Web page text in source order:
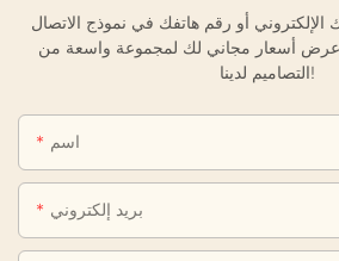
أو رقم هاتفك في نموذج الاتصال
أسعار مجاني لك لمجموعة واسعة من
التصاميم لدينا!
اسم
بريد إلكتروني